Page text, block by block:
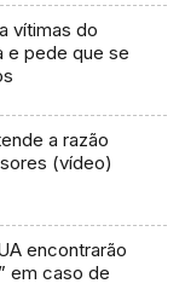
vítimas do
e pede que se
a razão
(vídeo)
encontrarão
em caso de